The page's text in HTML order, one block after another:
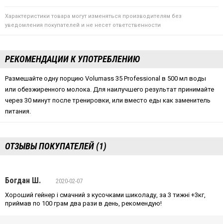
Характеристики товара могут изменяться производителям без
уведомления покупателей и не несет ответственности
РЕКОМЕНДАЦИИ К УПОТРЕБЛЕНИЮ
Размешайте одну порцию Volumass 35 Professional в 500 мл воды
или обезжиренного молока. Для наилучшего результат принимайте
через 30 минут после тренировки, или вместо еды как заменитель
питания.
ОТЗЫВЫ ПОКУПАТЕЛЕЙ (1)
Богдан Ш.
2020-02-07
Хороший гейнер і смачний з кусочками шиколаду, за 3 тижні +3кг,
приймав по 100 грам два рази в день, рекомендую!